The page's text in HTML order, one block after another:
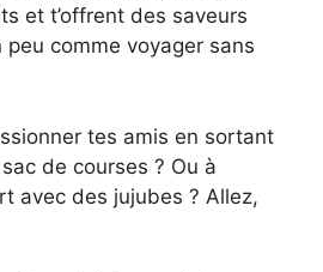
et t’offrent des saveurs
peu comme voyager sans
tes amis en sortant
de courses ? Ou à
avec des jujubes ? Allez,